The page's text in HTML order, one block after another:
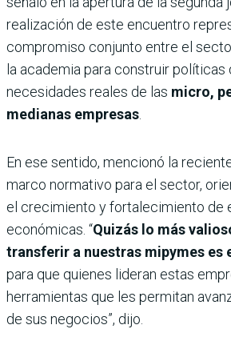
realización de este encuentro
compromiso conjunto entre el
la academia para construir políticas
necesidades reales de las micro,
medianas empresas
En ese sentido, mencionó la
marco normativo para el sector,
el crecimiento y fortalecimiento de
económicas. “Quizás lo más
transferir a nuestras mipymes es
para que quienes lideran estas
herramientas que les permitan
de sus negocios”, dijo.